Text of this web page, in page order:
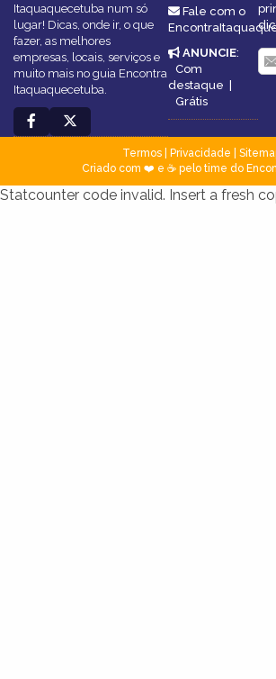
Itaquaquecetuba num só
lugar! Dicas, onde ir, o que
fazer, as melhores
empresas, locais, serviços e
muito mais no guia Encontra
Itaquaquecetuba.
Fale com o
ANUNCIE:
Com
destaque |
Grátis
Termos| Privacidade
Criado com ❤️ e ☕ pelo time do
Statcounter code invalid. Insert a fresh